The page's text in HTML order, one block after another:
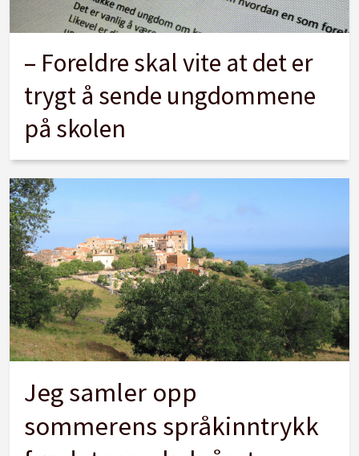
– Foreldre skal vite at det er
trygt å sende ungdommene
på skolen
Jeg samler opp
sommerens språkinntrykk